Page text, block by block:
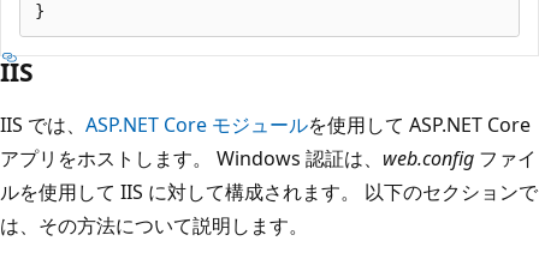
IIS
IIS では、 ASP.NET Core モジュールを使用して ASP.NET Core
アプリをホストします。 Windows 認証は、 web.config ファイ
ルを使用して IIS に対して構成されます。 以下のセクションで
は、その方法について説明します。